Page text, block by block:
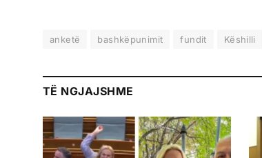
anketë bashkëpunimit fundit Këshilli
TË NGJAJSHME